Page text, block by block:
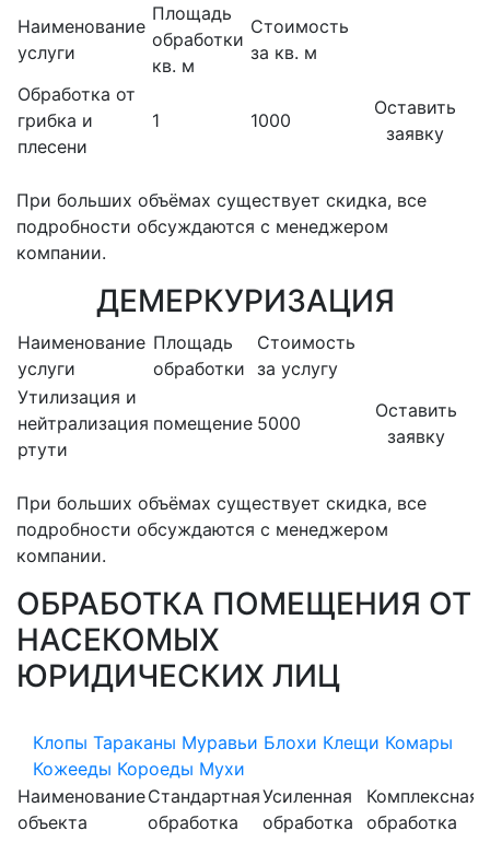
Наименование
услуги
Площадь
обработки
кв. м
Стоимость
за кв. м
Обработка от
грибка и
плесени
1 1000
Оставить
заявку
При больших объёмах существует скидка, все
подробности обсуждаются с менеджером
компании.
ДЕМЕРКУРИЗАЦИЯ
Наименование
услуги
Площадь
обработки
Стоимость
за услугу
Утилизация и
нейтрализация
ртути
помещение 5000
Оставить
заявку
При больших объёмах существует скидка, все
подробности обсуждаются с менеджером
компании.
ОБРАБОТКА ПОМЕЩЕНИЯ ОТ
НАСЕКОМЫХ
ЮРИДИЧЕСКИХ ЛИЦ
Клопы Тараканы Муравьи Блохи Клещи Комары
Кожееды Короеды Мухи
Наименование
объекта
Стандартная
обработка
Усиленная
обработка
Комплексная
обработка